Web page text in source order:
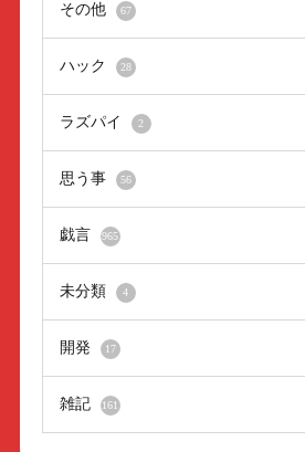
その他 67
ハック 28
ラズパイ 2
思う事 56
戯言 965
未分類 4
開発 17
雑記 161